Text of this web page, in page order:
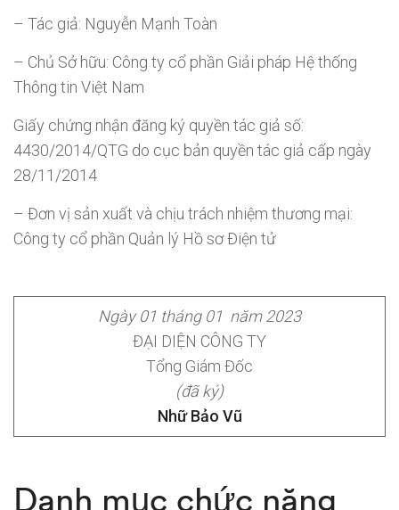
– Tác giả: Nguyễn Mạnh Toàn
– Chủ Sở hữu: Công ty cổ phần Giải pháp Hệ thống
Thông tin Việt Nam
Giấy chứng nhận đăng ký quyền tác giả số:
4430/2014/QTG do cục bản quyền tác giả cấp ngày
28/11/2014
– Đơn vị sản xuất và chịu trách nhiệm thương mại:
Công ty cổ phần Quản lý Hồ sơ Điện tử
Ngày 01 tháng 01 năm 2023
ĐẠI DIỆN CÔNG TY
Tổng Giám Đốc
(đã ký)
Nhữ Bảo Vũ
Danh mục chức năng